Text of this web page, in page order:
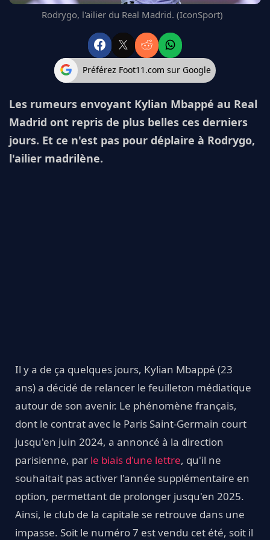
ARSENAL
BAYERNRodrygo, l'ailier du Real Madrid. (IconSport)
Préférez Foot11.com sur Google
Les rumeurs envoyant Kylian Mbappé au Real
Madrid ont repris de plus belles ces derniers
jours. Et ce n'est pas pour déplaire à Rodrygo,
l'ailier madrilène.
Il y a de ça quelques jours, Kylian Mbappé (23
ans) a décidé de relancer le feuilleton médiatique
autour de son avenir. Le phénomène français,
dont le contrat avec le Paris Saint-Germain court
jusqu'en juin 2024, a annoncé à la direction
parisienne, par le biais d'une lettre, qu'il ne
souhaitait pas activer l'année supplémentaire en
option, permettant de prolonger jusqu'en 2025.
Ainsi, le club de la capitale se retrouve dans une
impasse. Soit le numéro 7 est vendu cet été, soit il